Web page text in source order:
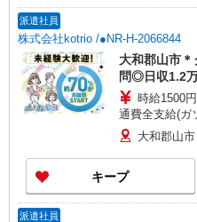
派遣社員
株式会社kotrio /●NR-H-2066844
大和郡山市
問◎日収1.2
時給1500
通費全支給(ガ
大和郡山
キープ
派遣社員